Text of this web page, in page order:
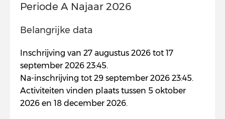
Periode A Najaar 2026
Belangrijke data
Inschrijving van 27 augustus 2026 tot 17
september 2026 23:45.
Na-inschrijving tot 29 september 2026 23:45.
Activiteiten vinden plaats tussen 5 oktober
2026 en 18 december 2026.